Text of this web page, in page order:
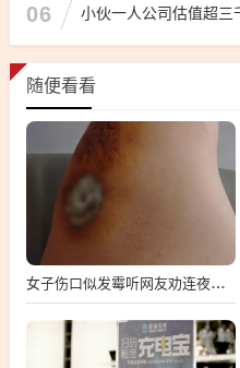
06 小伙一人公司估值超
随便看看
女子伤口似发霉听网友劝连夜就医 属凝血过程中正常现象